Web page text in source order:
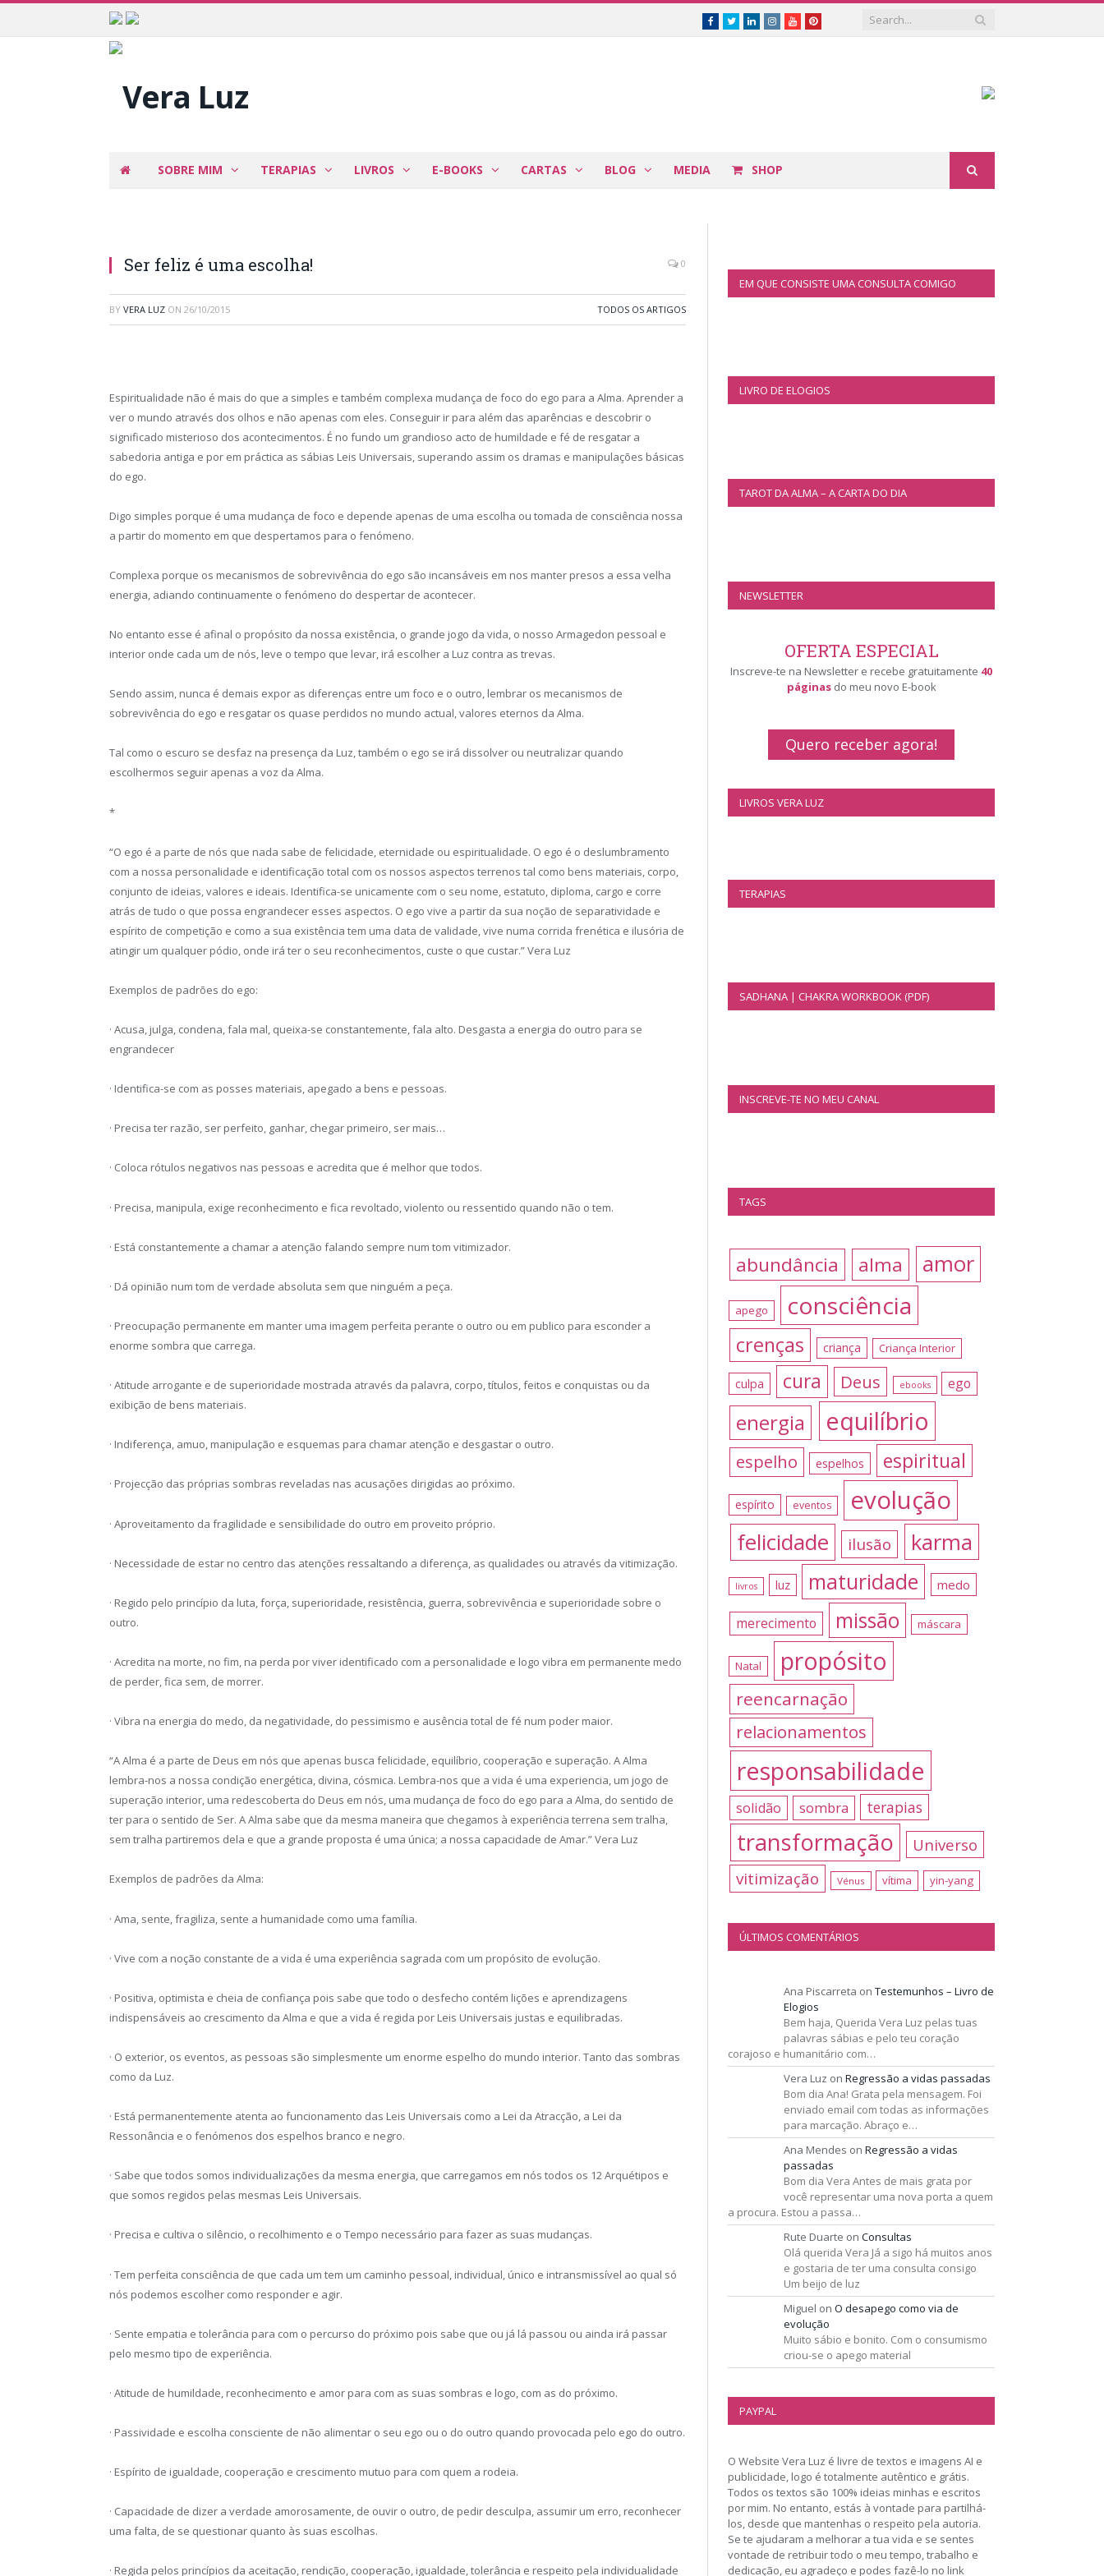
Facebook
TwitterLinkedinInstagram
YoutubePinterest
SOBRE MIM TERAPIAS LIVROS E-BOOKS CARTAS BLOG MEDIA SHOP
Ser feliz é uma escolha! 0
BY VERA LUZ ON 26/10/2015 TODOS OS ARTIGOS
Espiritualidade não é mais do que a simples e também complexa mudança de foco do ego para a Alma. Aprender a
ver o mundo através dos olhos e não apenas com eles. Conseguir ir para além das aparências e descobrir o
significado misterioso dos acontecimentos. É no fundo um grandioso acto de humildade e fé de resgatar a
sabedoria antiga e por em práctica as sábias Leis Universais, superando assim os dramas e manipulações básicas
do ego.
Digo simples porque é uma mudança de foco e depende apenas de uma escolha ou tomada de consciência nossa
a partir do momento em que despertamos para o fenómeno.
Complexa porque os mecanismos de sobrevivência do ego são incansáveis em nos manter presos a essa velha
energia, adiando continuamente o fenómeno do despertar de acontecer.
No entanto esse é afinal o propósito da nossa existência, o grande jogo da vida, o nosso Armagedon pessoal e
interior onde cada um de nós, leve o tempo que levar, irá escolher a Luz contra as trevas.
Sendo assim, nunca é demais expor as diferenças entre um foco e o outro, lembrar os mecanismos de
sobrevivência do ego e resgatar os quase perdidos no mundo actual, valores eternos da Alma.
Tal como o escuro se desfaz na presença da Luz, também o ego se irá dissolver ou neutralizar quando
escolhermos seguir apenas a voz da Alma.
*
“O ego é a parte de nós que nada sabe de felicidade, eternidade ou espiritualidade. O ego é o deslumbramento
com a nossa personalidade e identificação total com os nossos aspectos terrenos tal como bens materiais, corpo,
conjunto de ideias, valores e ideais. Identifica-se unicamente com o seu nome, estatuto, diploma, cargo e corre
atrás de tudo o que possa engrandecer esses aspectos. O ego vive a partir da sua noção de separatividade e
espírito de competição e como a sua existência tem uma data de validade, vive numa corrida frenética e ilusória de
atingir um qualquer pódio, onde irá ter o seu reconhecimentos, custe o que custar.” Vera Luz
Exemplos de padrões do ego:
· Acusa, julga, condena, fala mal, queixa-se constantemente, fala alto. Desgasta a energia do outro para se
engrandecer
· Identifica-se com as posses materiais, apegado a bens e pessoas.
· Precisa ter razão, ser perfeito, ganhar, chegar primeiro, ser mais…
· Coloca rótulos negativos nas pessoas e acredita que é melhor que todos.
· Precisa, manipula, exige reconhecimento e fica revoltado, violento ou ressentido quando não o tem.
· Está constantemente a chamar a atenção falando sempre num tom vitimizador.
· Dá opinião num tom de verdade absoluta sem que ninguém a peça.
· Preocupação permanente em manter uma imagem perfeita perante o outro ou em publico para esconder a
enorme sombra que carrega.
· Atitude arrogante e de superioridade mostrada através da palavra, corpo, títulos, feitos e conquistas ou da
exibição de bens materiais.
· Indiferença, amuo, manipulação e esquemas para chamar atenção e desgastar o outro.
· Projecção das próprias sombras reveladas nas acusações dirigidas ao próximo.
· Aproveitamento da fragilidade e sensibilidade do outro em proveito próprio.
· Necessidade de estar no centro das atenções ressaltando a diferença, as qualidades ou através da vitimização.
· Regido pelo princípio da luta, força, superioridade, resistência, guerra, sobrevivência e superioridade sobre o
outro.
· Acredita na morte, no fim, na perda por viver identificado com a personalidade e logo vibra em permanente medo
de perder, fica sem, de morrer.
· Vibra na energia do medo, da negatividade, do pessimismo e ausência total de fé num poder maior.
“A Alma é a parte de Deus em nós que apenas busca felicidade, equilíbrio, cooperação e superação. A Alma
lembra-nos a nossa condição energética, divina, cósmica. Lembra-nos que a vida é uma experiencia, um jogo de
superação interior, uma redescoberta do Deus em nós, uma mudança de foco do ego para a Alma, do sentido de
ter para o sentido de Ser. A Alma sabe que da mesma maneira que chegamos à experiência terrena sem tralha,
sem tralha partiremos dela e que a grande proposta é uma única; a nossa capacidade de Amar.” Vera Luz
Exemplos de padrões da Alma:
· Ama, sente, fragiliza, sente a humanidade como uma família.
· Vive com a noção constante de a vida é uma experiência sagrada com um propósito de evolução.
· Positiva, optimista e cheia de confiança pois sabe que todo o desfecho contém lições e aprendizagens
indispensáveis ao crescimento da Alma e que a vida é regida por Leis Universais justas e equilibradas.
· O exterior, os eventos, as pessoas são simplesmente um enorme espelho do mundo interior. Tanto das sombras
como da Luz.
· Está permanentemente atenta ao funcionamento das Leis Universais como a Lei da Atracção, a Lei da
Ressonância e o fenómenos dos espelhos branco e negro.
· Sabe que todos somos individualizações da mesma energia, que carregamos em nós todos os 12 Arquétipos e
que somos regidos pelas mesmas Leis Universais.
· Precisa e cultiva o silêncio, o recolhimento e o Tempo necessário para fazer as suas mudanças.
· Tem perfeita consciência de que cada um tem um caminho pessoal, individual, único e intransmissível ao qual só
nós podemos escolher como responder e agir.
· Sente empatia e tolerância para com o percurso do próximo pois sabe que ou já lá passou ou ainda irá passar
pelo mesmo tipo de experiência.
· Atitude de humildade, reconhecimento e amor para com as suas sombras e logo, com as do próximo.
· Passividade e escolha consciente de não alimentar o seu ego ou o do outro quando provocada pelo ego do outro.
· Espírito de igualdade, cooperação e crescimento mutuo para com quem a rodeia.
· Capacidade de dizer a verdade amorosamente, de ouvir o outro, de pedir desculpa, assumir um erro, reconhecer
uma falta, de se questionar quanto às suas escolhas.
· Regida pelos princípios da aceitação, rendição, cooperação, igualdade, tolerância e respeito pela individualidade
EM QUE CONSISTE UMA CONSULTA COMIGO
LIVRO DE ELOGIOS
TAROT DA ALMA – A CARTA DO DIA
NEWSLETTER
OFERTA ESPECIAL
Inscreve-te na Newsletter e recebe gratuitamente 40
páginasdo meu novo E-book
Quero receber agora!
LIVROS VERA LUZ
TERAPIAS
SADHANA | CHAKRA WORKBOOK (PDF)
INSCREVE-TE NO MEU CANAL
TAGS
abundância alma amor
apego consciência
crenças criança Criança Interior
culpa cura Deus ebooks ego
energia equilíbrio
espelho espelhos espiritual
espírito eventos evolução
felicidade ilusão karma
livros luz maturidade medo
merecimento missão máscara
Natal propósito
reencarnação
relacionamentos
responsabilidade
solidão sombra terapias
transformação Universo
vitimização Vénus vítima yin-yang
ÚLTIMOS COMENTÁRIOS
Ana Piscarreta on Testemunhos – Livro de
Elogios
Bem haja, Querida Vera Luz pelas tuas
palavras sábias e pelo teu coração
corajoso e humanitário com…
Vera Luz on Regressão a vidas passadas
Bom dia Ana! Grata pela mensagem. Foi
enviado email com todas as informações
para marcação. Abraço e…
Ana Mendes on Regressão a vidas
passadas
Bom dia Vera Antes de mais grata por
você representar uma nova porta a quem
a procura. Estou a passa…
Rute Duarte on Consultas
Olá querida Vera Já a sigo há muitos anos
e gostaria de ter uma consulta consigo
Um beijo de luz
Miguel on O desapego como via de
evolução
Muito sábio e bonito. Com o consumismo
criou-se o apego material
PAYPAL
O Website Vera Luz é livre de textos e imagens AI e
publicidade, logo é totalmente autêntico e grátis.
Todos os textos são 100% ideias minhas e escritos
por mim. No entanto, estás à vontade para partilhá-
los, desde que mantenhas o respeito pela autoria.
Se te ajudaram a melhorar a tua vida e se sentes
vontade de retribuir todo o meu tempo, trabalho e
dedicação, eu agradeço e podes fazê-lo no link